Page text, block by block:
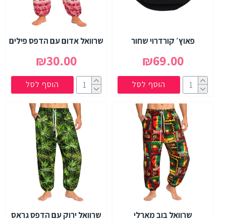
פאוץ׳ קורדרוי שחור
₪69.00
הוסף לסל
שרוואל אדום עם הדפס פילים
₪30.00
הוסף לסל
שרוואל בוב מארלי שרוואל ירוק עם הדפס גראס